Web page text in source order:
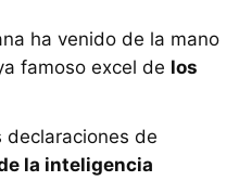
ha venido de la mano
famoso excel de los
declaraciones de
la inteligencia